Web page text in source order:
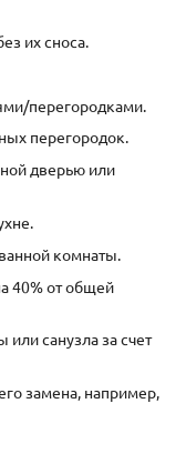
их сноса.
перегородками.
перегородок.
дверью или
комнаты.
40% от общей
санузла за счет
замена, например,